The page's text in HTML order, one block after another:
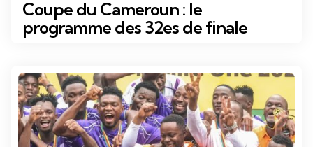
dans
Coupe du Cameroun : le
programme des 32es de finale